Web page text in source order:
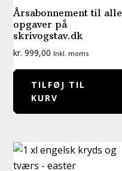
Årsabonnement til alle
opgaver på
skrivogstav.dk
kr. 999,00 Inkl. moms
TILFØJ TIL
KURV